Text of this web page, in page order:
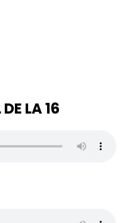
LA 16